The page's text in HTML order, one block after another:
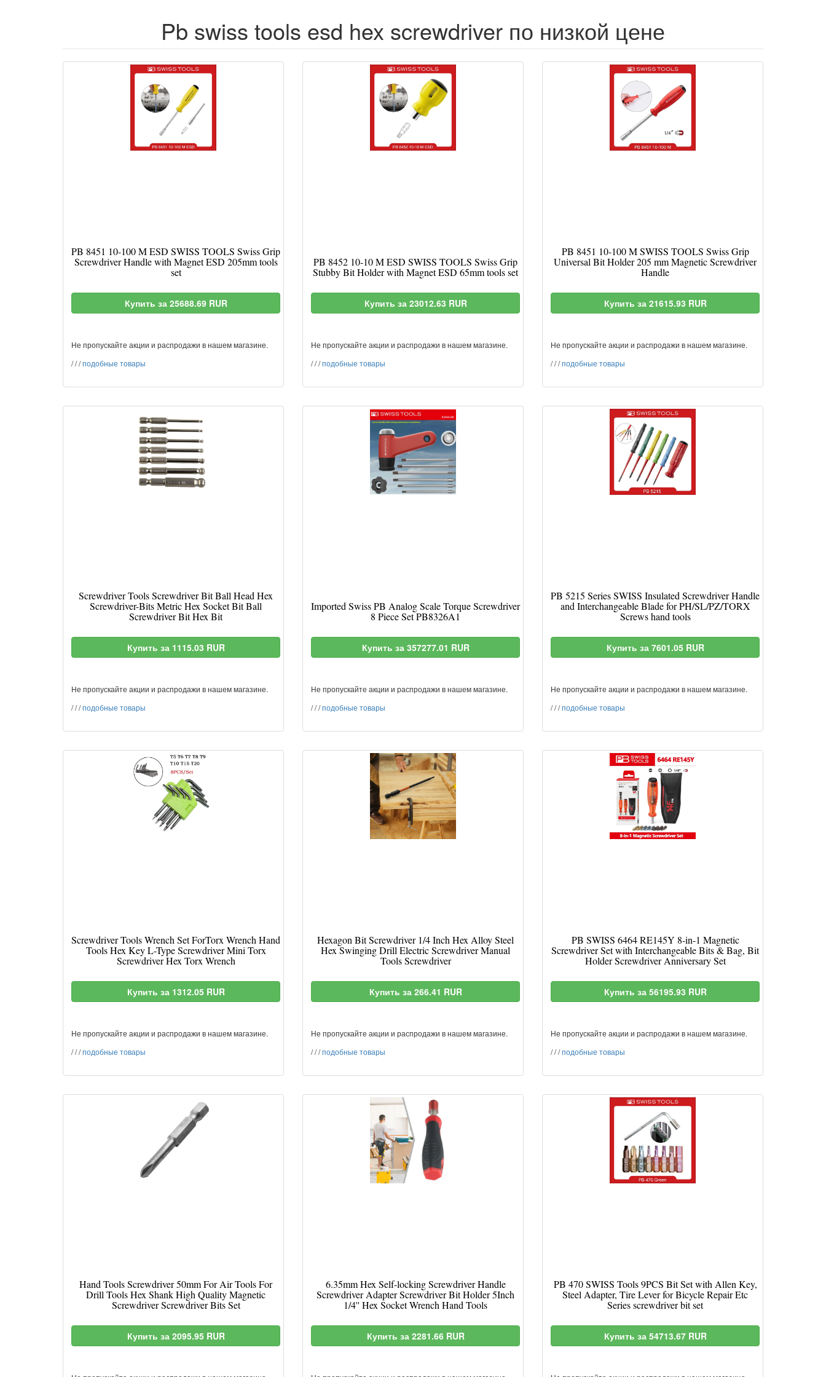
Pb swiss tools esd hex screwdriver по низкой цене
PB 8451 10-100 M ESD SWISS TOOLS Swiss Grip
Screwdriver Handle with Magnet ESD 205mm tools
set
Купить за 25688.69 RUR
Не пропускайте акции и распродажи в нашем магазине.
///подобные товары
PB 8452 10-10 M ESD SWISS TOOLS Swiss Grip
Stubby Bit Holder with Magnet ESD 65mm tools set
Купить за 23012.63 RUR
Не пропускайте акции и распродажи в нашем магазине.
///подобные товары
PB 8451 10-100 M SWISS TOOLS Swiss Grip
Universal Bit Holder 205 mm Magnetic Screwdriver
Handle
Купить за 21615.93 RUR
Не пропускайте акции и распродажи в нашем магазине.
///подобные товары
Screwdriver Tools Screwdriver Bit Ball Head Hex
Screwdriver-Bits Metric Hex Socket Bit Ball
Screwdriver Bit Hex Bit
Купить за 1115.03 RUR
Не пропускайте акции и распродажи в нашем магазине.
///подобные товары
Imported Swiss PB Analog Scale Torque Screwdriver
8 Piece Set PB8326A1
Купить за 357277.01 RUR
Не пропускайте акции и распродажи в нашем магазине.
///подобные товары
PB 5215 Series SWISS Insulated Screwdriver Handle
and Interchangeable Blade for PH/SL/PZ/TORX
Screws hand tools
Купить за 7601.05 RUR
Не пропускайте акции и распродажи в нашем магазине.
///подобные товары
Screwdriver Tools Wrench Set ForTorx Wrench Hand
Tools Hex Key L-Type Screwdriver Mini Torx
Screwdriver Hex Torx Wrench
Купить за 1312.05 RUR
Не пропускайте акции и распродажи в нашем магазине.
///подобные товары
Hexagon Bit Screwdriver 1/4 Inch Hex Alloy Steel
Hex Swinging Drill Electric Screwdriver Manual
Tools Screwdriver
Купить за 266.41 RUR
Не пропускайте акции и распродажи в нашем магазине.
///подобные товары
PB SWISS 6464 RE145Y 8-in-1 Magnetic
Screwdriver Set with Interchangeable Bits & Bag, Bit
Holder Screwdriver Anniversary Set
Купить за 56195.93 RUR
Не пропускайте акции и распродажи в нашем магазине.
///подобные товары
Hand Tools Screwdriver 50mm For Air Tools For
Drill Tools Hex Shank High Quality Magnetic
Screwdriver Screwdriver Bits Set
Купить за 2095.95 RUR
6.35mm Hex Self-locking Screwdriver Handle
Screwdriver Adapter Screwdriver Bit Holder 5Inch
1/4'' Hex Socket Wrench Hand Tools
Купить за 2281.66 RUR
PB 470 SWISS Tools 9PCS Bit Set with Allen Key,
Steel Adapter, Tire Lever for Bicycle Repair Etc
Series screwdriver bit set
Купить за 54713.67 RUR